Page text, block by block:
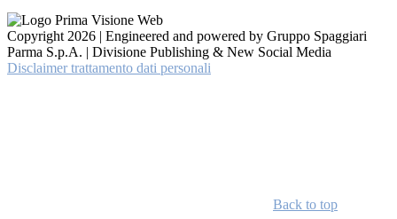
Copyright 2026 | Engineered and powered by Gruppo Spaggiari
Parma S.p.A. | Divisione Publishing & New Social Media
Disclaimer trattamento dati personali
Back to top